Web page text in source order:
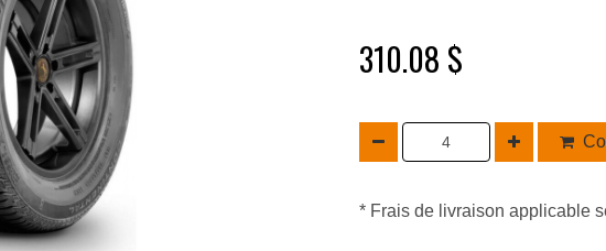
310.08 $
* Frais de livraison applicable